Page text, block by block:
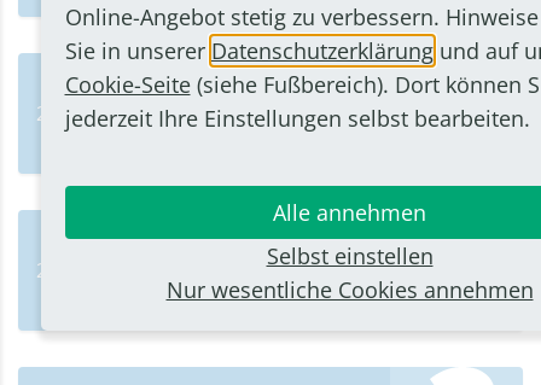
2025
2024
Online-Angebot stetig zu verbessern.
Sie in unserer Datenschutzerklärungund auf
Cookie-Seite(siehe Fußbereich). Dort können
jederzeit Ihre Einstellungen selbst bearbeiten.
Alle annehmen
Selbst einstellen
Nur wesentliche Cookies annehmen